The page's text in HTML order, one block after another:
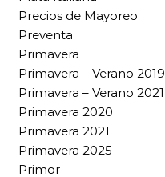
Precios de Mayoreo
Preventa
Primavera
Primavera – Verano 2019
Primavera – Verano 2021
Primavera 2020
Primavera 2021
Primavera 2025
Primor